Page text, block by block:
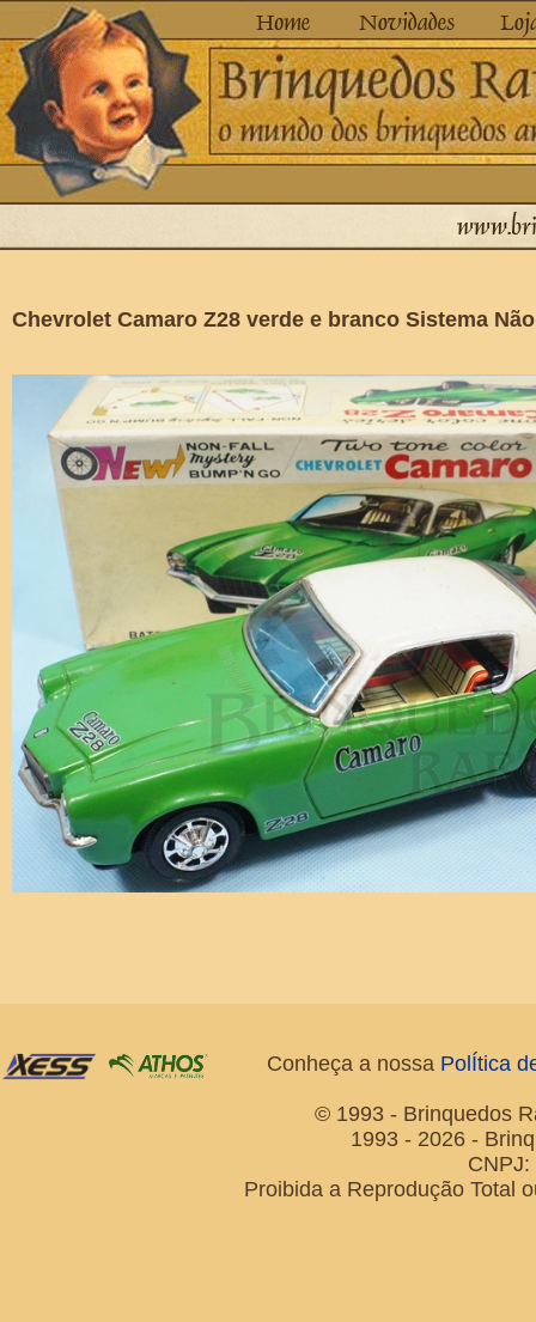
Chevrolet Camaro Z28 verde e branco Sistema
Conheça a nossa PolÍtica
© 1993 - Brinquedos
1993 - 2026 -
Proibida a Reprodução